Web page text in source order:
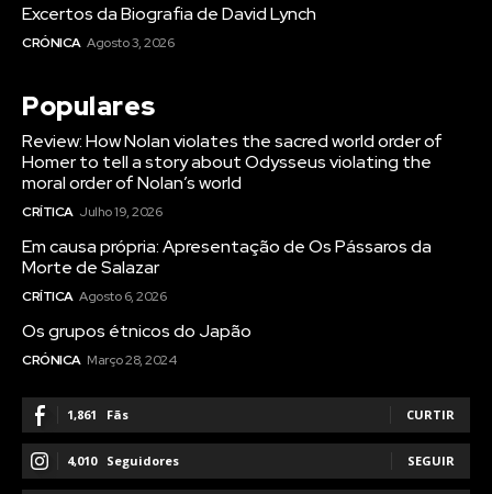
Excertos da Biografia de David Lynch
CRÓNICA Agosto 3, 2026
Populares
Review: How Nolan violates the sacred world order of
Homer to tell a story about Odysseus violating the
moral order of Nolan’s world
CRÍTICA Julho 19, 2026
Em causa própria: Apresentação de Os Pássaros da
Morte de Salazar
CRÍTICA Agosto 6, 2026
Os grupos étnicos do Japão
CRÓNICA Março 28, 2024
1,861 Fãs CURTIR
4,010 Seguidores SEGUIR